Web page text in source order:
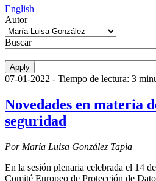
English
Autor
Buscar
07-01-2022 - Tiempo de lectura: 3
Novedades en materia
seguridad
Por María Luisa González Tapia
En la sesión plenaria celebrada el 14
Comité Europeo de Protección de